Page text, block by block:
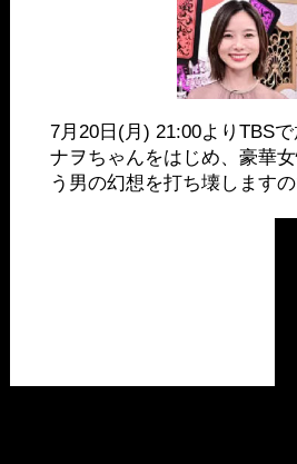
7月20日(月) 21:00よりTBS
ナヲちゃんをはじめ、豪華
う男の幻想を打ち壊します